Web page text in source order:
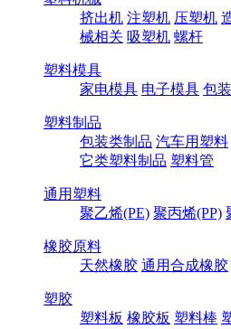
挤出机 注塑机 压塑机
械相关 吸塑机 螺杆
塑料模具
家电模具 电子模具 包
塑料制品
包装类制品 汽车用塑料
它类塑料制品 塑料管
通用塑料
聚乙烯(PE) 聚丙烯(PP)
橡胶原料
天然橡胶 通用合成橡胶
塑胶
塑料板 橡胶板 塑料棒